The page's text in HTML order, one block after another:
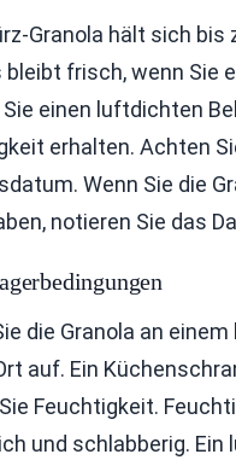
Granola hält sich bis
bleibt frisch, wenn Sie
einen luftdichten
erhalten. Achten
Wenn Sie die
notieren Sie das
die Granola an einem
auf. Ein
Feuchtigkeit.
und schlabberig.